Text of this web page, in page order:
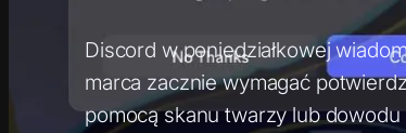
Discord w poniedziałkowej
marca zacznie wymagać
pomocą skanu twarzy lub